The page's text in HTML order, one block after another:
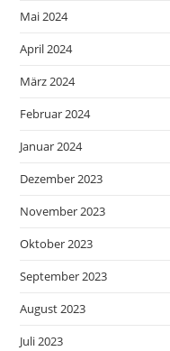
Mai 2024
April 2024
März 2024
Februar 2024
Januar 2024
Dezember 2023
November 2023
Oktober 2023
September 2023
August 2023
Juli 2023